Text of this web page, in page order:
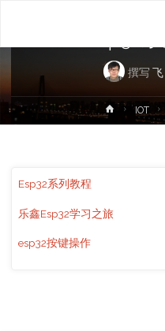
撰写 飞
首
页
IOT
Esp32系列教程
乐鑫Esp32学习之旅
esp32按键操作